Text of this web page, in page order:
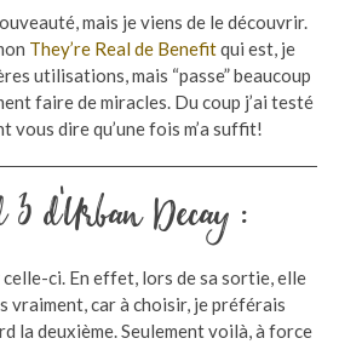
They’re Real de Benefitqui est, je
utilisations, mais “passe” beaucoup
faire de miracles. Du coup j’ai testé
vous dire qu’une fois m’a suffit!
d’Urban Decay :
celle-ci. En effet, lors de sa sortie, elle
vraiment, car à choisir, je préférais
la deuxième. Seulement voilà, à force